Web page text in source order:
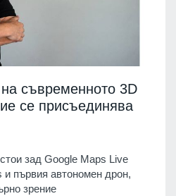
съвременното 3D
се присъединява
зад Google Maps Live
първия автономен дрон,
зрение